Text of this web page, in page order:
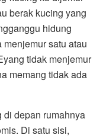
berak kucing yang
hidung
satu atau
tidak menjemur
memang tidak ada
di depan rumahnya
Di satu sisi,